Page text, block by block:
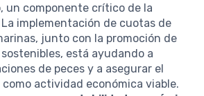
un componente crítico de la
implementación de cuotas de
junto con la promoción de
está ayudando a
de peces y a asegurar el
actividad económica viable.